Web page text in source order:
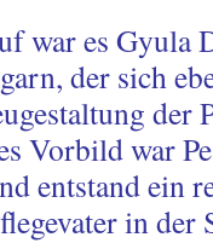
war es Gyula
der sich
der
Vorbild war
entstand ein
in